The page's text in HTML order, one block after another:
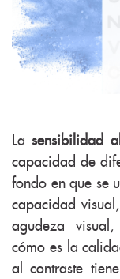
Lasensibilidad
capacidad de
fondo en que se
capacidad
agudeza
cómo es la
al contraste